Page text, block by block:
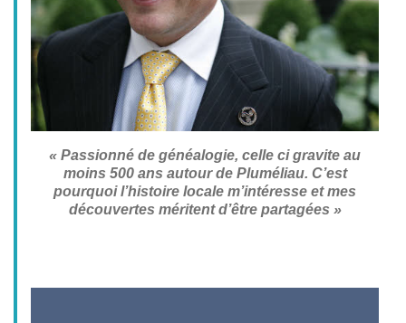
« Passionné de généalogie, celle ci gravite au
moins 500 ans autour de Pluméliau. C’est
pourquoi l’histoire locale m’intéresse et mes
découvertes méritent d’être partagées »